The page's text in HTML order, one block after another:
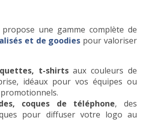
propose une gamme complète de
et de goodies pour valoriser
t-shirtsaux couleurs de
idéaux pour vos équipes ou
coques de téléphone, des
pour diffuser votre logo au